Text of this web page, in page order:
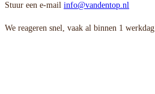
Stuur een e-mail info@vandentop.nl
We reageren snel, vaak al binnen 1 werkdag